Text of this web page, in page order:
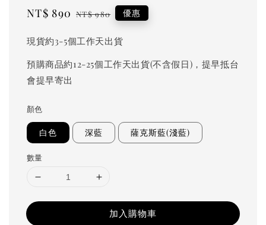
Sale
NT$ 890 Regular
NT$ 980 優惠
現貨約3-5個工作天出貨
預購商品約12-25個工作天出貨(不含假日)，提早抵台
會提早寄出
顏色
白色 深藍 薩克斯藍(淺藍)
數量
加入購物車